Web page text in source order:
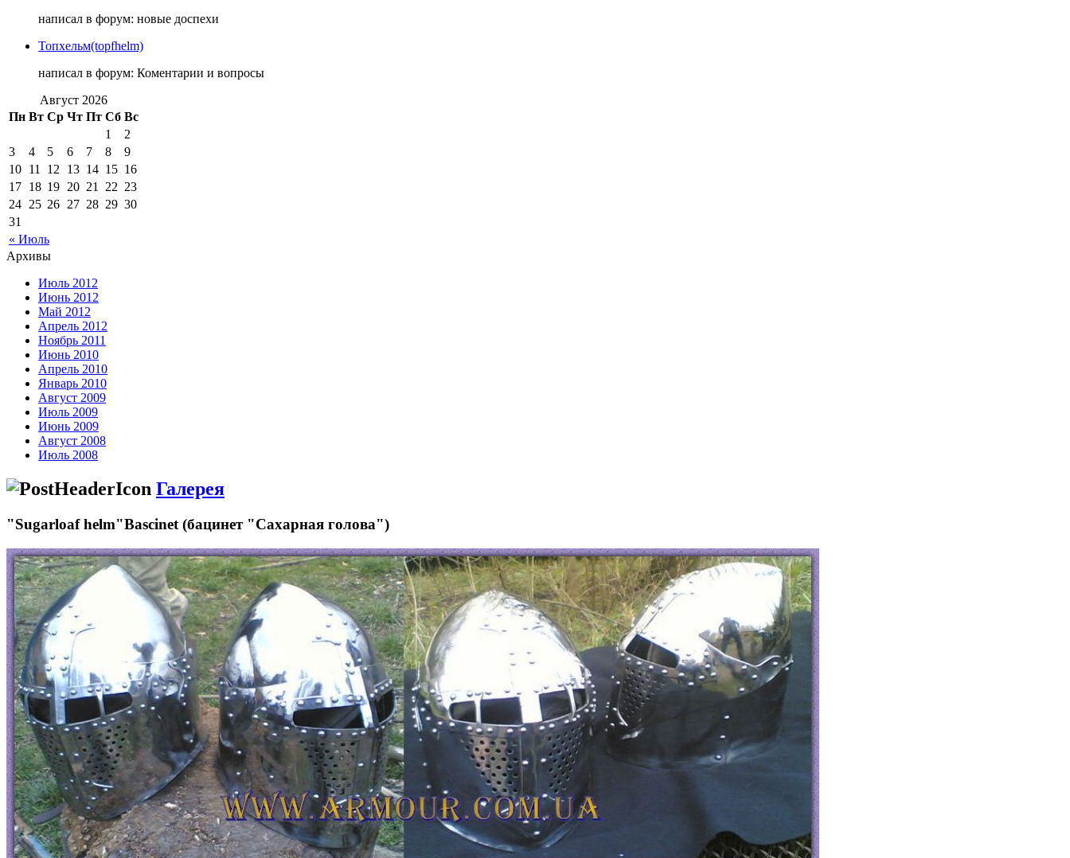
написал в форум: новые доспехи
Топхельм(topfhelm)
написал в форум: Коментарии и вопросы
Август 2026
Пн Вт Ср Чт Пт Сб Вс
« Июль
1
2
3
4 5 6 7 8
9
10 11 12 13 14 15 16
17 18 19 20 21 22 23
24 25 26 27 28 29 30
31
Архивы
Июль 2012
Июнь 2012
Май 2012
Апрель 2012
Ноябрь 2011
Июнь 2010
Апрель 2010
Январь 2010
Август 2009
Июль 2009
Июнь 2009
Август 2008
Июль 2008
Галерея
"Sugarloaf helm"Bascinet (бацинет "Сахарная голова")